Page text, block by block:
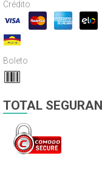
Crédito
Boleto
TOTAL